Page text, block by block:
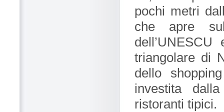
pochi metri
che apre
triangolare di
dello
investita
ristoranti tipici.